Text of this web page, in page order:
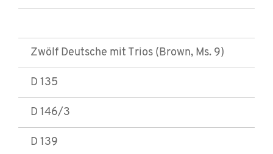
Zwölf Deutsche mit Trios (Brown, Ms. 9)
D 135
D 146/3
D 139